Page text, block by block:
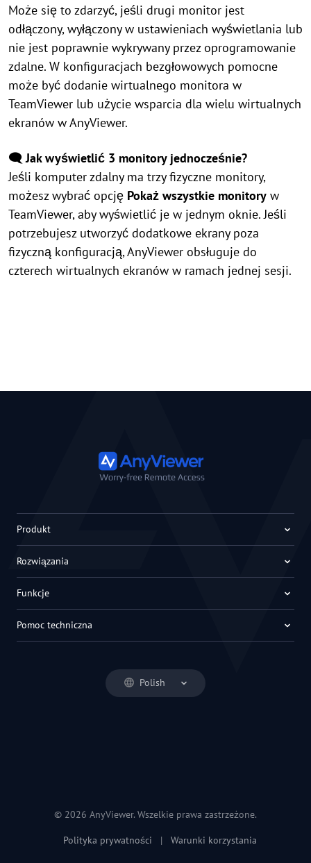
Może się to zdarzyć, jeśli drugi monitor jest
odłączony, wyłączony w ustawieniach wyświetlania lub
nie jest poprawnie wykrywany przez oprogramowanie
zdalne. W konfiguracjach bezgłowowych pomocne
może być dodanie wirtualnego monitora w
TeamViewer lub użycie wsparcia dla wielu wirtualnych
ekranów w AnyViewer.
🗨️ Jak wyświetlić 3 monitory jednocześnie?
Jeśli komputer zdalny ma trzy fizyczne monitory,
możesz wybrać opcję Pokaż wszystkie monitory w
TeamViewer, aby wyświetlić je w jednym oknie. Jeśli
potrzebujesz utworzyć dodatkowe ekrany poza
fizyczną konfiguracją, AnyViewer obsługuje do
czterech wirtualnych ekranów w ramach jednej sesji.
Polish
Produkt
Rozwiązania
Funkcje
Pomoc techniczna
© 2026 AnyViewer. Wszelkie prawa zastrzeżone.
Polityka prywatności | Warunki korzystania